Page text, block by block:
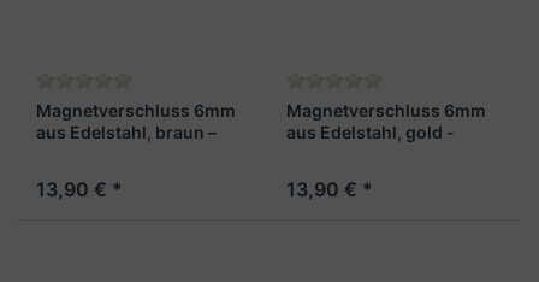
Magnetverschluss 6mm
aus Edelstahl, braun –
13,90 € *
Magnetverschluss 6mm
aus Edelstahl, gold -
13,90 € *